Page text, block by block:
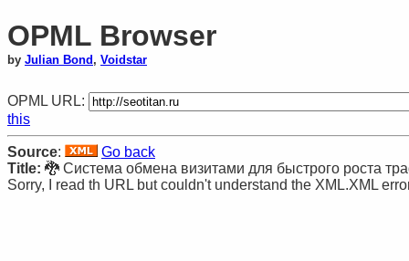
OPML Browser
by Julian Bond , Voidstar
OPML URL:
this
Source:
Go back
Title: 🐉 Система обмена визитами для быстрого роста
Sorry, I read th URL but couldn't understand the XML.XML